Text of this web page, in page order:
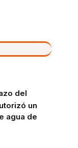
del
un
agua de